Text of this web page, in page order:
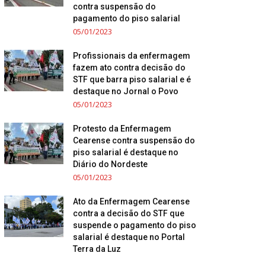
contra suspensão do
pagamento do piso salarial
05/01/2023
Profissionais da enfermagem
fazem ato contra decisão do
STF que barra piso salarial e é
destaque no Jornal o Povo
05/01/2023
Protesto da Enfermagem
Cearense contra suspensão do
piso salarial é destaque no
Diário do Nordeste
05/01/2023
Ato da Enfermagem Cearense
contra a decisão do STF que
suspende o pagamento do piso
salarial é destaque no Portal
Terra da Luz